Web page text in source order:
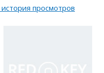
история просмотров